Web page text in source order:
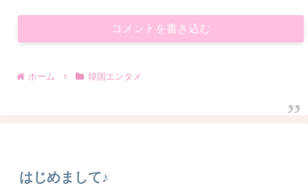
コメントを書き込む
ホーム 韓国エンタメ
はじめまして♪